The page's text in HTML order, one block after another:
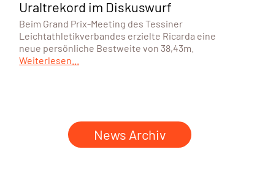
Uraltrekord im Diskuswurf
Beim Grand Prix-Meeting des Tessiner
Leichtathletikverbandes erzielte Ricarda eine
neue persönliche Bestweite von 38,43m.
Weiterlesen...
News Archiv